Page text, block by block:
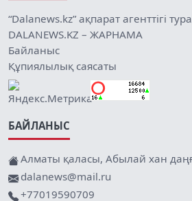
“Dalanews.kz” ақпарат агенттігі
DALANEWS.KZ – ЖАРНАМА
Байланыс
Құпиялылық саясаты
БАЙЛАНЫС
Алматы қаласы, Абылай хан
dalanews@mail.ru
+77019590709